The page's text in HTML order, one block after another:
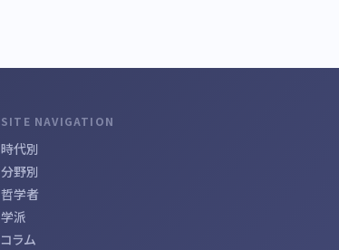
SITE NAVIGATION
時代別
分野別
哲学者
学派
コラム